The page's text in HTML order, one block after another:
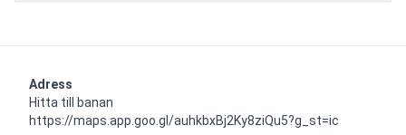
Adress
Hitta till banan
https://maps.app.goo.gl/auhkbxBj2Ky8ziQu5?g_st=ic